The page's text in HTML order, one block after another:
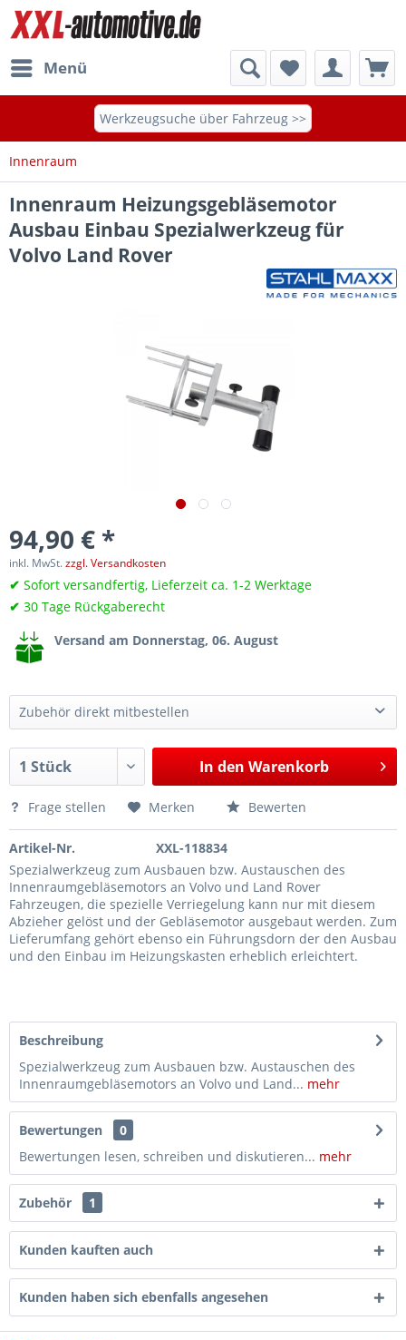
Menü
Werkzeugsuche über Fahrzeug >>
Innenraum
Innenraum Heizungsgebläsemotor
Ausbau Einbau Spezialwerkzeug für
Volvo Land Rover
94,90 € *
inkl. MwSt.zzgl. Versandkosten
✔ Sofort versandfertig, Lieferzeit ca. 1-2 Werktage
✔ 30 Tage Rückgaberecht
Versand am Donnerstag, 06. August
Zubehör direkt mitbestellen
Innenraum-Heizungsgebläsemotor De- und Montagewerkzeug, wie Ford 412-131, Volvo 9997115 32,95 €*
In den Warenkorb
Frage stellen Merken Bewerten
Artikel-Nr.
XXL-118834
Spezialwerkzeug zum Ausbauen bzw. Austauschen des
Innenraumgebläsemotors an Volvo und Land Rover
Fahrzeugen, die spezielle Verriegelung kann nur mit diesem
Abzieher gelöst und der Gebläsemotor ausgebaut werden. Zum
Lieferumfang gehört ebenso ein Führungsdorn der den Ausbau
und den Einbau im Heizungskasten erheblich erleichtert.
Beschreibung
Spezialwerkzeug zum Ausbauen bzw. Austauschen des
Innenraumgebläsemotors an Volvo und Land... mehr
Bewertungen
0
Bewertungen lesen, schreiben und diskutieren... mehr
Zubehör 1
Kunden kauften auch
Kunden haben sich ebenfalls angesehen